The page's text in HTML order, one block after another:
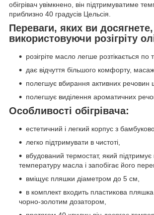
обігрівач увімкнено, він підтримуватиме
приблизно 40 градусів Цельсія.
Переваги, яких ви досягнете,
використовуючи розігріту
розігріте масло легше розтікається по
дає відчуття більшого комфорту,
полегшує вбирання активних речовин
полегшує виділення ароматичних
Особливості обігрівача:
естетичний і легкий корпус з
легко підтримувати в чистоті,
вбудований термостат, який підтримує
температуру масла і запобігає його
вміщує пляшки діаметром до 5 см,
в комплект входить пластикова
чорно-золотим дозатором,